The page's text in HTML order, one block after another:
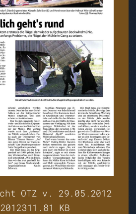
OTZ v. 29.05.2012
311.81 KB